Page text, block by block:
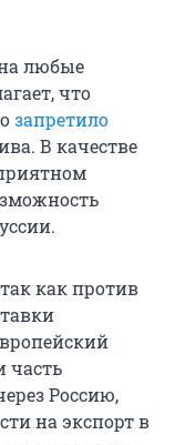
любые
что
запретило
В качестве
как против
часть
Россию,
на экспорт в